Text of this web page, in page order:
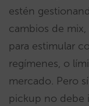
estén
cambios de
para estimular
regímenes, o
mercado. Pero
pickup no debe